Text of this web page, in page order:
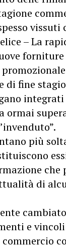
vissuti
– La
forniture
fine
ormai
più
che
di
e